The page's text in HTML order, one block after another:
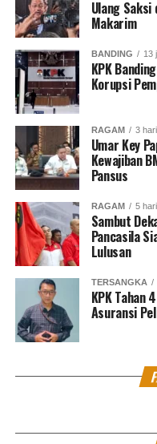
Ulang Saksi
Makarim
BANDING 13
KPK
Korupsi
RAGAM 3
Umar Key
Kewajiban
Pansus
RAGAM 5
Sambut
Pancasila
Lulusan
TERSANGKA
KPK Tahan
Asuransi